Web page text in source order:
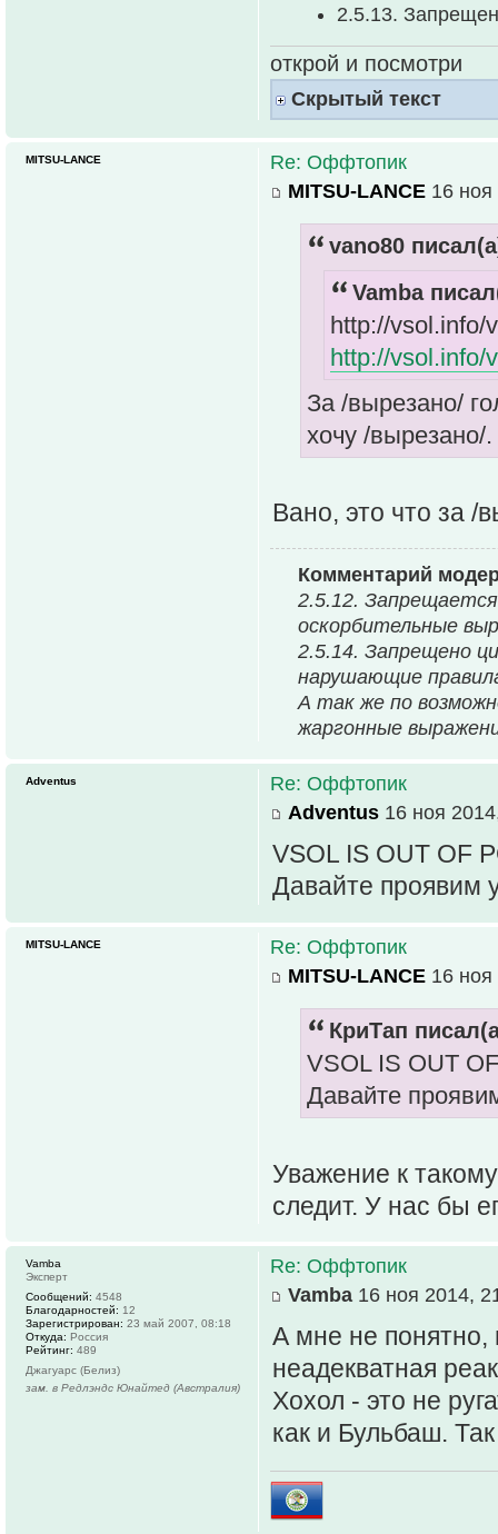
2.5.13.
открой и посмотри
Скрытый текст
Re: Оффтопик
MITSU-LANCE 16
vano80
Vamba
http://vsol.info/
http://vsol.info/
За /вырезано/
хочу /вырезано/.
Вано, это что за /
Комментарий
2.5.12.
оскорбительные
2.5.14. Запрещено
нарушающие
А так же по
жаргонные
MITSU-LANCE
Re: Оффтопик
Adventus 16 ноя
VSOL IS OUT OF
Давайте проявим
Adventus
Re: Оффтопик
MITSU-LANCE 16
КриТап
VSOL IS OUT
Давайте
Уважение к
следит. У нас бы
MITSU-LANCE
Re: Оффтопик
Vamba 16 ноя 2014,
А мне не понятно,
неадекватная
Хохол - это не
как и Бульбаш.
Vamba
Эксперт
Сообщений: 4548
Благодарностей: 12
Зарегистрирован: 23 май 2007, 08:18
Откуда: Россия
Рейтинг: 489
Джагуарс (Белиз)
зам. в Редлэндс Юнайтед (Австралия)